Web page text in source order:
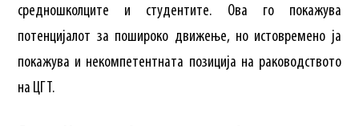
средношколците и студентите. Ова го покажува
потенцијалот за пошироко движење, но истовремено ја
покажува и некомпетентната позиција на раководството
на ЦГТ.